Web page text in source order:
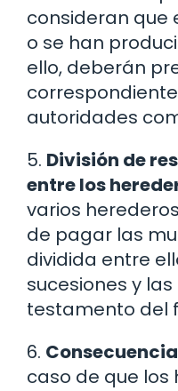
consideran que
o se han
ello, deberán
autoridades
5. División de
entre los
varios
de pagar las
dividida entre
sucesiones y
testamento del
6.
caso de que